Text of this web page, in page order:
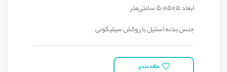
ابعاد ۵۰x۵x۵ سانتی‌متر
جنس بدنه استیل با روکش سیلیکونی
علاقه مندی